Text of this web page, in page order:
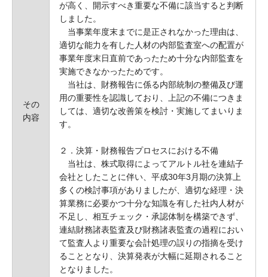
その
内容
が高く、開示すべき重要な不備に該当すると判断
しました。
当事業年度末までに是正されなかった理由は、
適切な能力を有した人材の内部監査室への配置が
事業年度末日直前であったため十分な内部監査を
実施できなかったためです。
当社は、財務報告に係る内部統制の整備及び運
用の重要性を認識しており、上記の不備につきま
しては、適切な改善策を検討・実施してまいりま
す。
２．決算・財務報告プロセスにおける不備
当社は、株式取得によってアルトル社を連結子
会社としたことに伴い、平成30年3月期の決算上
多くの検討事項がありましたが、適切な経理・決
算業務に必要かつ十分な知識を有した社内人材が
不足し、相互チェック・承認体制を構築できず、
連結財務諸表監査及び財務諸表監査の過程におい
て監査人より重要な会計処理の誤りの指摘を受け
ることとなり、決算発表が大幅に延期されること
となりました。